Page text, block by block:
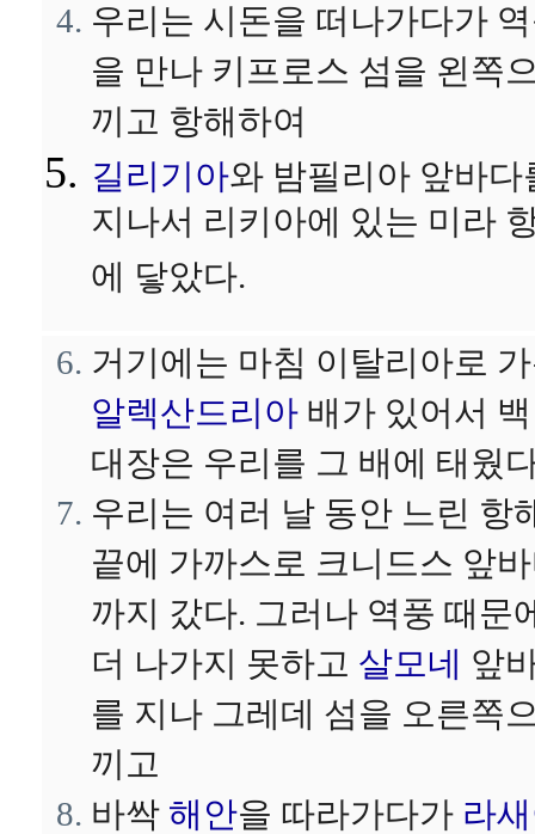
우리는 시돈을 떠나가다가
을 만나 키프로스 섬을 왼쪽
끼고 항해하여
길리기아와 밤필리아 앞바다
지나서 리키아에 있는 미라
에 닿았다.
거기에는 마침 이탈리아로
알렉산드리아 배가 있어서
대장은 우리를 그 배에 태웠
우리는 여러 날 동안 느린 항
끝에 가까스로 크니드스 앞
까지 갔다. 그러나 역풍 때문
더 나가지 못하고 살모네 앞
를 지나 그레데 섬을 오른쪽
끼고
바싹 해안을 따라가다가 라